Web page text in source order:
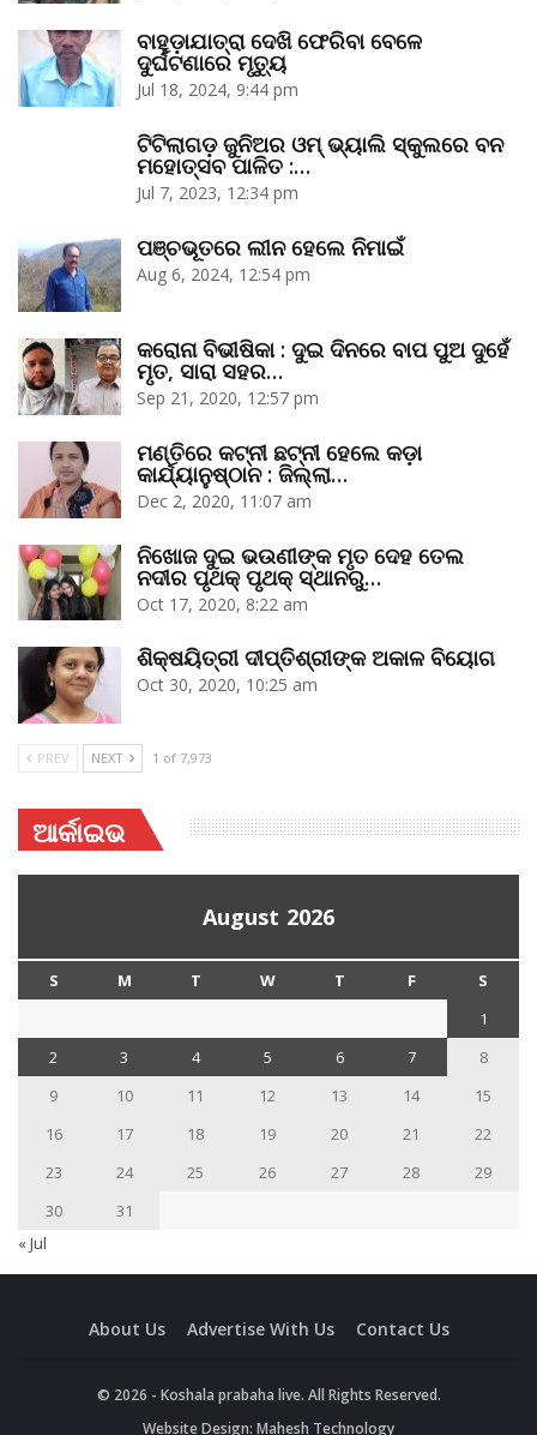
ବାହୁଡ଼ାଯାତ୍ରା ଦେଖି ଫେରିବା ବେଳେ
ଦୁର୍ଘଟଣାରେ ମୃତ୍ୟୁ
Jul 18, 2024, 9:44 pm
ଟିଟିଲାଗଡ଼ ଜୁନିଅର ଓମ୍‌ ଭ୍ୟାଲି ସ୍କୁଲରେ ବନ
ମହୋତ୍ସବ ପାଳିତ :…
Jul 7, 2023, 12:34 pm
ପଞ୍ଚଭୂତରେ ଲୀନ ହେଲେ ନିମାଇଁ
Aug 6, 2024, 12:54 pm
କରୋନା ବିଭୀଷିକା : ଦୁଇ ଦିନରେ ବାପ ପୁଅ ଦୁହେଁ
ମୃତ, ସାରା ସହର…
Sep 21, 2020, 12:57 pm
ମଣ୍ତିରେ କଟ୍‌ନୀ ଛଟ୍‌ନୀ ହେଲେ କଡ଼ା
କାର୍ଯ୍ୟାନୁଷ୍ଠାନ : ଜିଲ୍ଲା…
Dec 2, 2020, 11:07 am
ନିଖୋଜ ଦୁଇ ଭଉଣୀଙ୍କ ମୃତ ଦେହ ତେଲ
ନଦୀର ପୃଥକ୍‌ ପୃଥକ୍‌ ସ୍ଥାନରୁ…
Oct 17, 2020, 8:22 am
ଶିକ୍ଷୟିତ୍ରୀ ଦୀପ୍ତିଶ୍ରୀଙ୍କ ଅକାଳ ବିୟୋଗ
Oct 30, 2020, 10:25 am
PREV NEXT 1 of 7,973
ଆର୍କାଇଭ
August 2026
S M T W T F
S
1
2
3 4 5 6 7
8
9
10 11 12 13 14
15
16
17 18 19 20 21
22
23
24 25 26 27 28
29
30
31
« Jul
About Us Advertise With Us Contact Us
© 2026 - Koshala prabaha live. All Rights Reserved.
Website Design: Mahesh Technology